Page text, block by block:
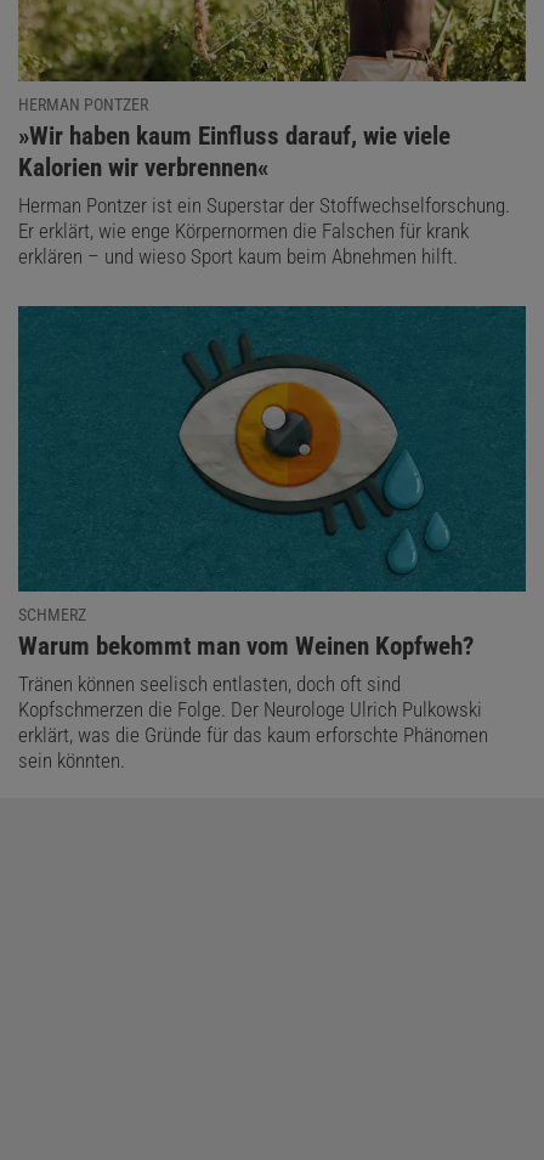
HERMAN PONTZER
:
»Wir haben kaum Einfluss darauf, wie viele
Kalorien wir verbrennen«
Herman Pontzer ist ein Superstar der Stoffwechselforschung.
Er erklärt, wie enge Körpernormen die Falschen für krank
erklären – und wieso Sport kaum beim Abnehmen hilft.
SCHMERZ
:
Warum bekommt man vom Weinen Kopfweh?
Tränen können seelisch entlasten, doch oft sind
Kopfschmerzen die Folge. Der Neurologe Ulrich Pulkowski
erklärt, was die Gründe für das kaum erforschte Phänomen
sein könnten.